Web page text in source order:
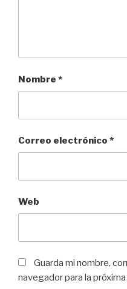
Nombre *
Correo electrónico *
Web
Guarda mi nombre,
navegador para la